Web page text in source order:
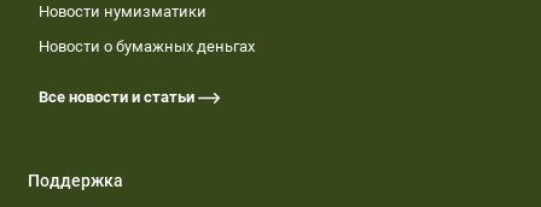
Новости нумизматики
Новости о бумажных деньгах
Все новости и статьи
Поддержка